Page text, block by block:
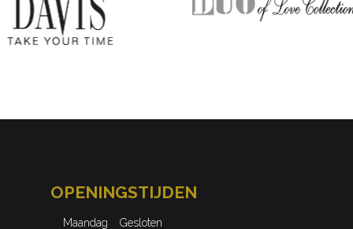
OPENINGSTIJDEN
Maandag Gesloten